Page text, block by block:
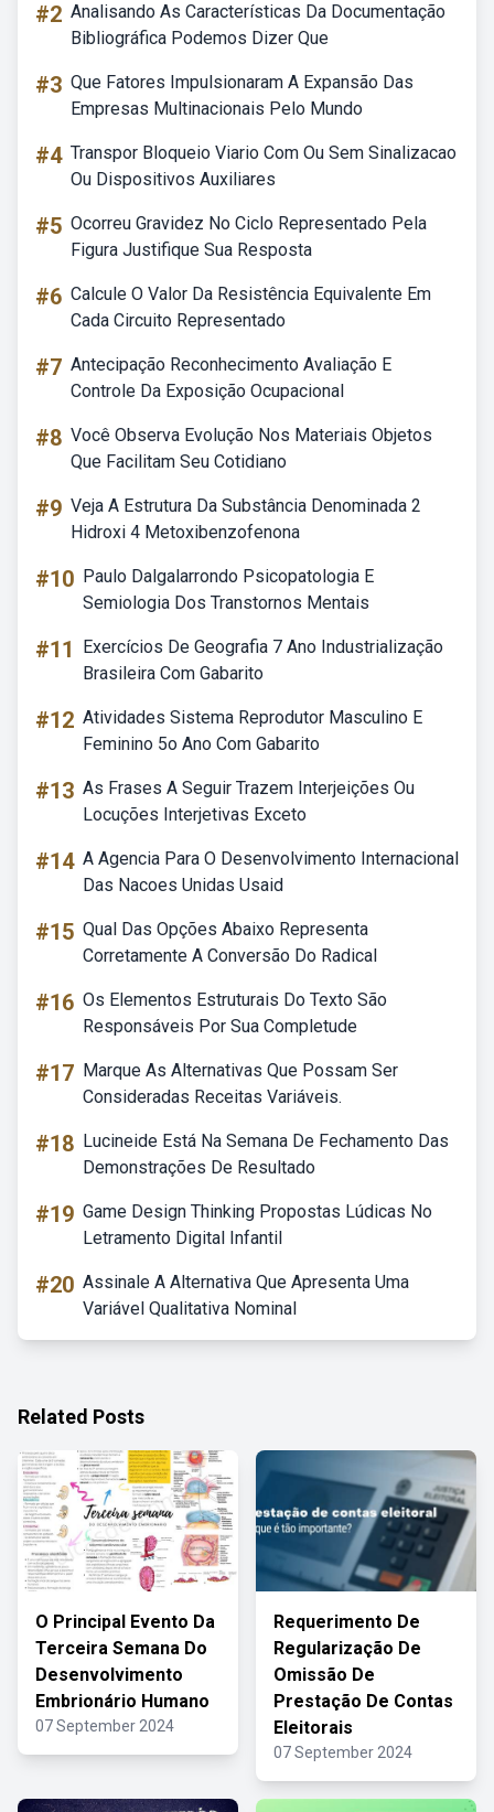
#2 Analisando As Características Da Documentação
Bibliográfica Podemos Dizer Que
#3 Que Fatores Impulsionaram A Expansão Das
Empresas Multinacionais Pelo Mundo
#4 Transpor Bloqueio Viario Com Ou Sem Sinalizacao
Ou Dispositivos Auxiliares
#5 Ocorreu Gravidez No Ciclo Representado Pela
Figura Justifique Sua Resposta
#6 Calcule O Valor Da Resistência Equivalente Em
Cada Circuito Representado
#7 Antecipação Reconhecimento Avaliação E
Controle Da Exposição Ocupacional
#8 Você Observa Evolução Nos Materiais Objetos
Que Facilitam Seu Cotidiano
#9 Veja A Estrutura Da Substância Denominada 2
Hidroxi 4 Metoxibenzofenona
#10 Paulo Dalgalarrondo Psicopatologia E
Semiologia Dos Transtornos Mentais
#11
Exercícios De Geografia 7 Ano Industrialização
Brasileira Com Gabarito
#12 Atividades Sistema Reprodutor Masculino E
Feminino 5o Ano Com Gabarito
#13 As Frases A Seguir Trazem Interjeições Ou
Locuções Interjetivas Exceto
#14 A Agencia Para O Desenvolvimento Internacional
Das Nacoes Unidas Usaid
#15 Qual Das Opções Abaixo Representa
Corretamente A Conversão Do Radical
#16 Os Elementos Estruturais Do Texto São
Responsáveis Por Sua Completude
#17 Marque As Alternativas Que Possam Ser
Consideradas Receitas Variáveis.
#18 Lucineide Está Na Semana De Fechamento Das
Demonstrações De Resultado
#19 Game Design Thinking Propostas Lúdicas No
Letramento Digital Infantil
#20 Assinale A Alternativa Que Apresenta Uma
Variável Qualitativa Nominal
Related Posts
O Principal Evento Da
Terceira Semana Do
Desenvolvimento
Embrionário Humano
07 September 2024
Requerimento De
Regularização De
Omissão De
Prestação De Contas
Eleitorais
07 September 2024